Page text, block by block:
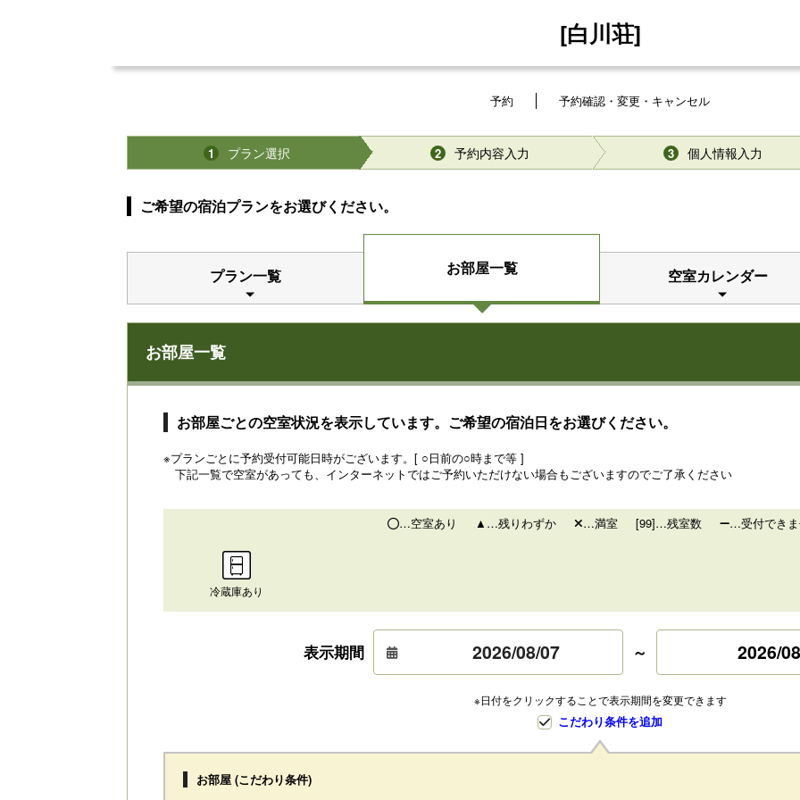
[白川荘]
予約 予約確認・変更・キャンセル
1 プラン選択 2 予約内容入力 3 個人情報入力
ご希望の宿泊プランをお選びください。
プラン一覧 お部屋一覧 空室カレンダー
お部屋一覧
お部屋ごとの空室状況を表示しています。ご希望の宿泊日をお選びください。
※プランごとに予約受付可能日時がございます。[ ○日前の○時まで等 ]
下記一覧で空室があっても、インターネットではご予約いただけない場合もございますのでご了承ください
…空室あり …残りわずか …満室 [99]…残室数 …受付でき
冷蔵庫あり
表示期間 ～ 2026/
※日付をクリックすることで表示期間を変更できます
こだわり条件を追加
お部屋 (こだわり条件)